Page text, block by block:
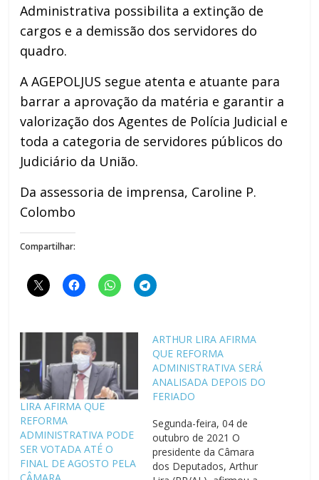
Administrativa possibilita a extinção de
cargos e a demissão dos servidores do
quadro.
A AGEPOLJUS segue atenta e atuante para
barrar a aprovação da matéria e garantir a
valorização dos Agentes de Polícia Judicial e
toda a categoria de servidores públicos do
Judiciário da União.
Da assessoria de imprensa, Caroline P.
Colombo
Compartilhar:
LIRA AFIRMA QUE
REFORMA
ADMINISTRATIVA PODE
SER VOTADA ATÉ O
FINAL DE AGOSTO PELA
ARTHUR LIRA AFIRMA
QUE REFORMA
ADMINISTRATIVA SERÁ
ANALISADA DEPOIS DO
FERIADO
Segunda-feira, 04 de
outubro de 2021 O
presidente da Câmara
dos Deputados, Arthur